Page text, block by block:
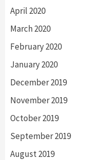
April 2020
March 2020
February 2020
January 2020
December 2019
November 2019
October 2019
September 2019
August 2019